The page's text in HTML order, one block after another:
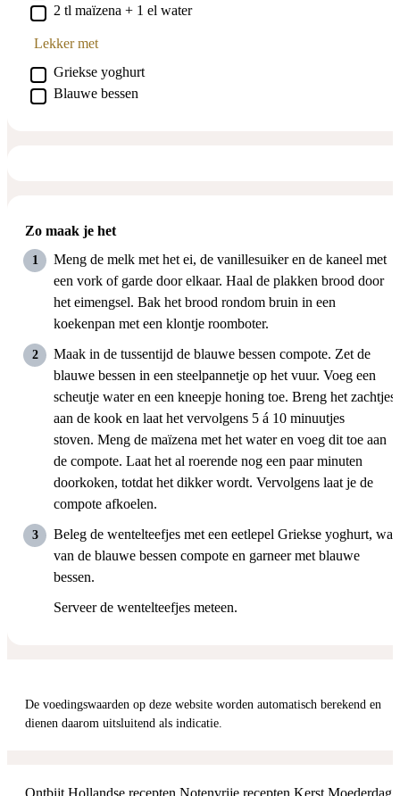
▢
2 tl maïzena + 1 el water
Lekker met
▢
Griekse yoghurt
▢
Blauwe bessen
Zo maak je het
Meng de melk met het ei, de vanillesuiker en de kaneel met
een vork of garde door elkaar. Haal de plakken brood door
het eimengsel. Bak het brood rondom bruin in een
koekenpan met een klontje roomboter.
Maak in de tussentijd de blauwe bessen compote. Zet de
blauwe bessen in een steelpannetje op het vuur. Voeg een
scheutje water en een kneepje honing toe. Breng het zachtjes
aan de kook en laat het vervolgens 5 á 10 minuutjes
stoven. Meng de maïzena met het water en voeg dit toe aan
de compote. Laat het al roerende nog een paar minuten
doorkoken, totdat het dikker wordt. Vervolgens laat je de
compote afkoelen.
Beleg de wentelteefjes met een eetlepel Griekse yoghurt, wat
van de blauwe bessen compote en garneer met blauwe
bessen.
Serveer de wentelteefjes meteen.
De voedingswaarden op deze website worden automatisch berekend en
dienen daarom uitsluitend als indicatie.
Ontbijt Hollandse recepten Notenvrije recepten Kerst Moederdag